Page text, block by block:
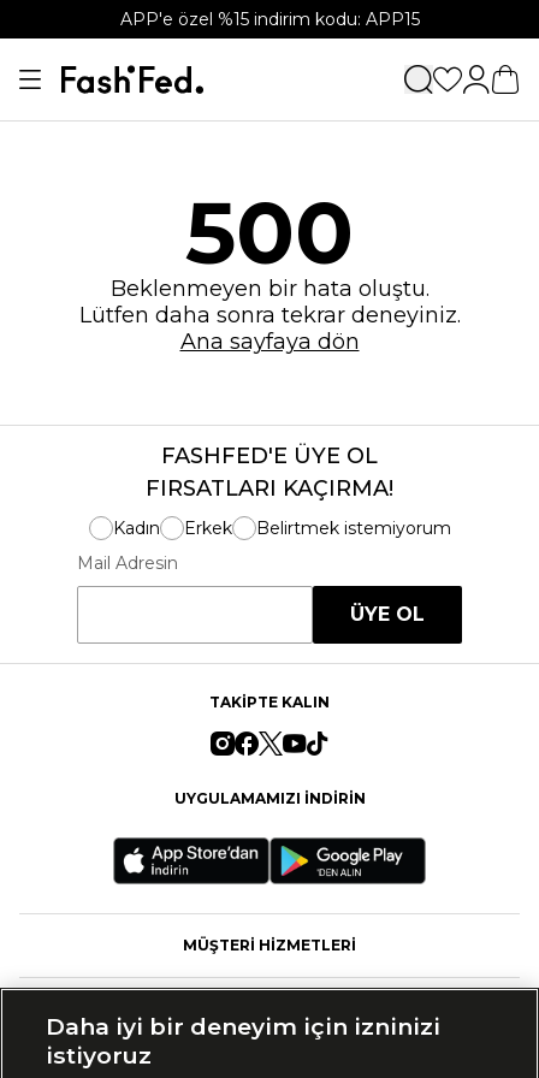
APP'e özel %15 indirim kodu: APP15
500
Beklenmeyen bir hata oluştu.
Lütfen daha sonra tekrar deneyiniz.
Ana sayfaya dön
FASHFED'E ÜYE OL
FIRSATLARI KAÇIRMA!
Kadın Erkek
Belirtmek istemiyorum
Mail Adresin
ÜYE OL
TAKİPTE KALIN
UYGULAMAMIZI İNDİRİN
MÜŞTERİ HİZMETLERİ
Daha iyi bir deneyim için izninizi
istiyoruz